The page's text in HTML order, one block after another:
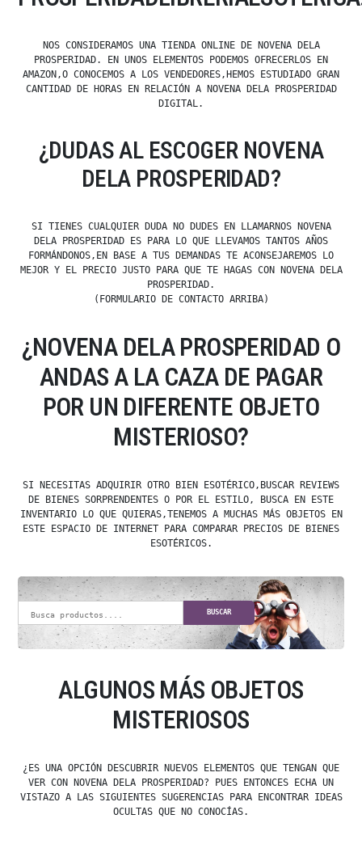
NOS CONSIDERAMOS UNA TIENDA ONLINE DE NOVENA DELA
PROSPERIDAD. EN UNOS ELEMENTOS PODEMOS OFRECERLOS EN
AMAZON,O CONOCEMOS A LOS VENDEDORES,HEMOS ESTUDIADO GRAN
CANTIDAD DE HORAS EN RELACIÓN A NOVENA DELA PROSPERIDAD
DIGITAL.
¿DUDAS AL ESCOGER NOVENA
DELA PROSPERIDAD?
SI TIENES CUALQUIER DUDA NO DUDES EN LLAMARNOS NOVENA
DELA PROSPERIDAD ES PARA LO QUE LLEVAMOS TANTOS AÑOS
FORMÁNDONOS,EN BASE A TUS DEMANDAS TE ACONSEJAREMOS LO
MEJOR Y EL PRECIO JUSTO PARA QUE TE HAGAS CON NOVENA DELA
PROSPERIDAD.
(FORMULARIO DE CONTACTO ARRIBA)
¿NOVENA DELA PROSPERIDAD O
ANDAS A LA CAZA DE PAGAR
POR UN DIFERENTE OBJETO
MISTERIOSO?
SI NECESITAS ADQUIRIR OTRO BIEN ESOTÉRICO,BUSCAR REVIEWS
DE BIENES SORPRENDENTES O POR EL ESTILO, BUSCA EN ESTE
INVENTARIO LO QUE QUIERAS,TENEMOS A MUCHAS MÁS OBJETOS EN
ESTE ESPACIO DE INTERNET PARA COMPARAR PRECIOS DE BIENES
ESOTÉRICOS.
BUSCAR
ALGUNOS MÁS OBJETOS
MISTERIOSOS
¿ES UNA OPCIÓN DESCUBRIR NUEVOS ELEMENTOS QUE TENGAN QUE
VER CON NOVENA DELA PROSPERIDAD? PUES ENTONCES ECHA UN
VISTAZO A LAS SIGUIENTES SUGERENCIAS PARA ENCONTRAR IDEAS
OCULTAS QUE NO CONOCÍAS.